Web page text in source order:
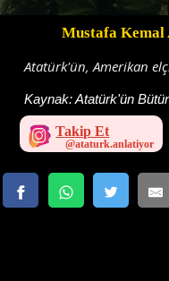
Mustafa
Atatürk'ün, Amerikan
Kaynak:Atatürk'ün
Takip Et